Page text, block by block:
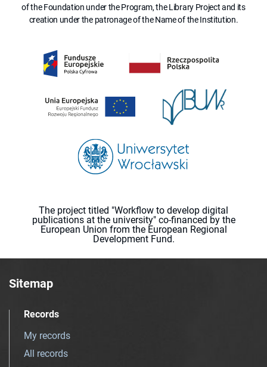
of the Foundation under the Program, the Library Project and its
creation under the patronage of the Name of the Institution.
The project titled "Workflow to develop digital
publications at the university" co-financed by the
European Union from the European Regional
Development Fund.
Sitemap
Records
My records
All records